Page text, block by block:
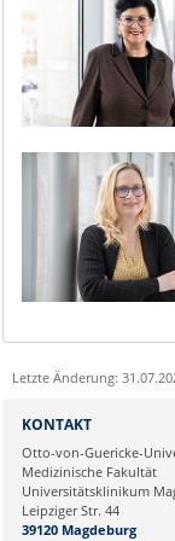
Letzte Änderung:
Ihre E-Mailadresse:
Ihr Anliegen:
KONTAKT
Otto-von-Guericke-
Medizinische Fakultät
Universitätsklinikum
Leipziger Str. 44
39120 Magdeburg